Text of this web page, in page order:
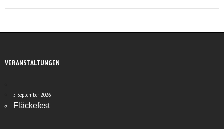
VERANSTALTUNGEN
5. September 2026
Fläckefest